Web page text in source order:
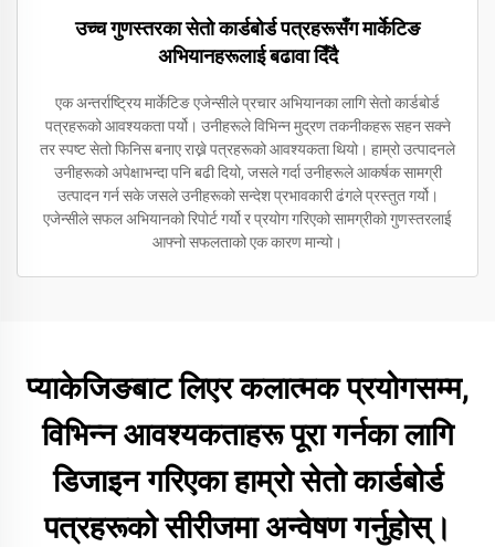
उच्च गुणस्तरका सेतो कार्डबोर्ड पत्रहरूसँग मार्केटिङ
अभियानहरूलाई बढावा दिँदै
एक अन्तर्राष्ट्रिय मार्केटिङ एजेन्सीले प्रचार अभियानका लागि सेतो कार्डबोर्ड
पत्रहरूको आवश्यकता पर्यो। उनीहरूले विभिन्न मुद्रण तकनीकहरू सहन सक्ने
तर स्पष्ट सेतो फिनिस बनाए राख्ने पत्रहरूको आवश्यकता थियो। हाम्रो उत्पादनले
उनीहरूको अपेक्षाभन्दा पनि बढी दियो, जसले गर्दा उनीहरूले आकर्षक सामग्री
उत्पादन गर्न सके जसले उनीहरूको सन्देश प्रभावकारी ढंगले प्रस्तुत गर्यो।
एजेन्सीले सफल अभियानको रिपोर्ट गर्यो र प्रयोग गरिएको सामग्रीको गुणस्तरलाई
आफ्नो सफलताको एक कारण मान्यो।
प्याकेजिङबाट लिएर कलात्मक प्रयोगसम्म,
विभिन्न आवश्यकताहरू पूरा गर्नका लागि
डिजाइन गरिएका हाम्रो सेतो कार्डबोर्ड
पत्रहरूको सीरीजमा अन्वेषण गर्नुहोस्।